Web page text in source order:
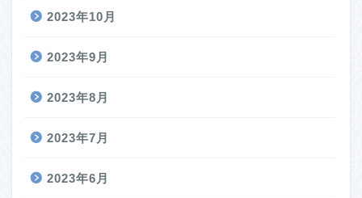
2023年10月
2023年9月
2023年8月
2023年7月
2023年6月